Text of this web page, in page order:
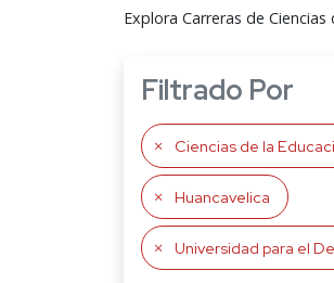
Explora Carreras de
Filtrado Por
Ciencias de la
Huancavelica
Universidad para el